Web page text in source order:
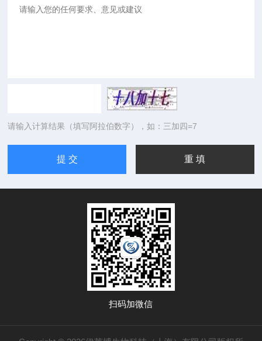
请输入计算结果（填写阿拉伯数字），如：三加四=7
扫码加微信